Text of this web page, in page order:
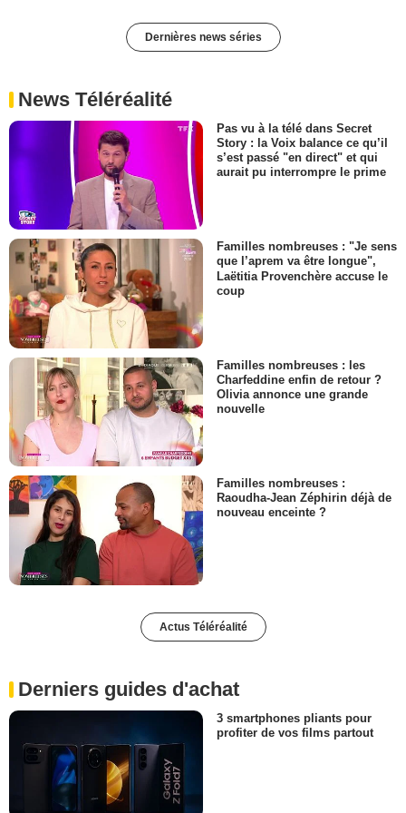
Dernières news séries
News Téléréalité
Pas vu à la télé dans Secret
Story : la Voix balance ce qu’il
s’est passé "en direct" et qui
aurait pu interrompre le prime
Familles nombreuses : "Je sens
que l’aprem va être longue",
Laëtitia Provenchère accuse le
coup
Familles nombreuses : les
Charfeddine enfin de retour ?
Olivia annonce une grande
nouvelle
Familles nombreuses :
Raoudha-Jean Zéphirin déjà de
nouveau enceinte ?
Actus Téléréalité
Derniers guides d'achat
3 smartphones pliants pour
profiter de vos films partout